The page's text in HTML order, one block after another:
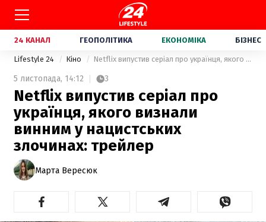
24 КАНАЛ ГЕОПОЛІТИКА ЕКОНОМІКА БІЗНЕС
Lifestyle 24 Кіно Netflix випустив серіал про українця, якого визнали винним у нацистських злочинах: трейлер
5 листопада, 14:12 3
Netflix випустив серіал про
українця, якого визнали
винним у нацистських
злочинах: трейлер
Марта Вересюк